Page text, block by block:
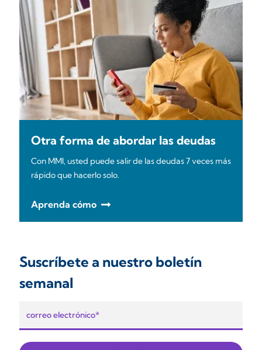
Otra forma de abordar las deudas
Con MMI, usted puede salir de las deudas 7 veces más
rápido que hacerlo solo.
Aprenda cómo
Suscríbete a nuestro boletín
semanal